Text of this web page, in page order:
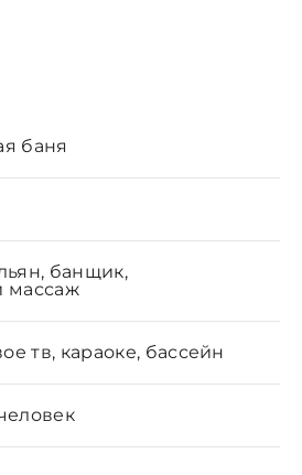
баня
банщик,
массаж
тв, караоке, бассейн